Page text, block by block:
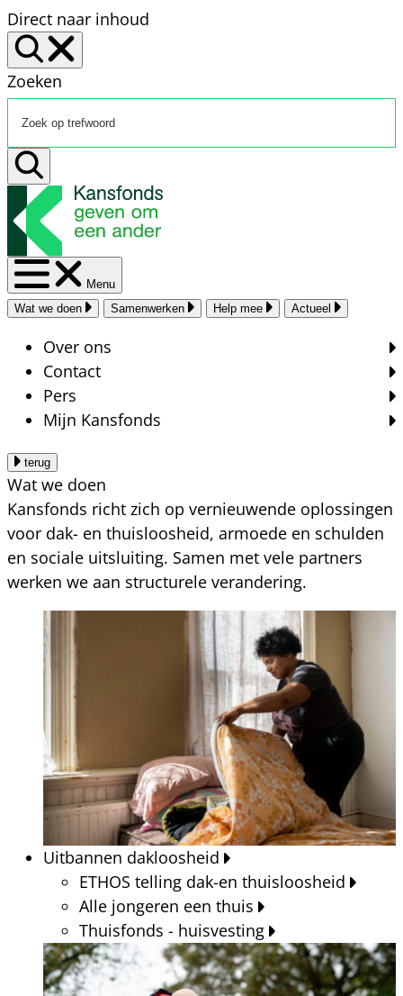
Direct naar inhoud
Zoeken
Menu
Wat we doen
Samenwerken Help mee Actueel
Over ons
Contact
Pers
Mijn Kansfonds
terug
Wat we doen
Kansfonds richt zich op vernieuwende oplossingen
voor dak- en thuisloosheid, armoede en schulden
en sociale uitsluiting. Samen met vele partners
werken we aan structurele verandering.
Uitbannen dakloosheid
ETHOS telling dak-en thuisloosheid
Alle jongeren een thuis
Thuisfonds - huisvesting